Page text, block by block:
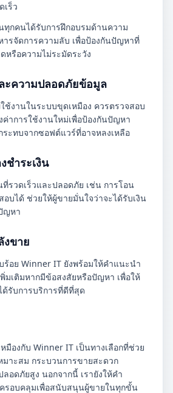
เร็ว
ทุกคนได้รับการฝึกอบรมด้านความ
รจัดการความลับ เพื่อป้องกันปัญหาที่
หรือความไม่ระมัดระวัง
ะความปลอดภัยข้อมูล
ช้งานในระบบขุดเหมือง ควรตรวจสอบ
าการใช้งานใหม่เพื่อป้องกันปัญหา
ะทบจากซอฟต์แวร์ที่อาจหลงเหลือ
ชำระเงิน
ที่รวดเร็วและปลอดภัย เช่น การโอน
บได้ ช่วยให้ผู้ขายมั่นใจว่าจะได้รับเงิน
ญหา
งขาย
ร้อย Winner IT ยังพร้อมให้คำแนะนำ
มเติมหากมีข้อสงสัยหรือปัญหา เพื่อให้
รับการบริการที่ดีที่สุด
มืองกับ Winner IT เป็นทางเลือกที่ช่วย
าะสม กระบวนการขายสะดวก
อดภัยสูง นอกจากนี้ เรายังให้คำ
รอบคลุมเพื่อสนับสนุนผู้ขายในทุกขั้น